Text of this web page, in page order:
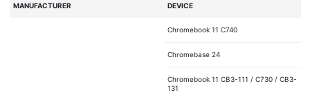
MANUFACTURER DEVICE
Chromebook 11 C740
Chromebase 24
Chromebook 11 CB3-111 / C730 / CB3-
131